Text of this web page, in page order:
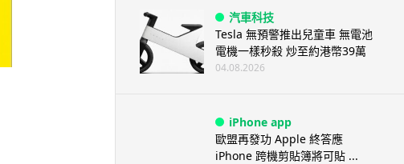
汽車科技
Tesla 無預警推出兒童車 無電池
電機一樣秒殺 炒至約港幣39萬
04.08.2026
iPhone app
歐盟再發功 Apple 終答應
iPhone 跨機剪貼簿將可貼 ...